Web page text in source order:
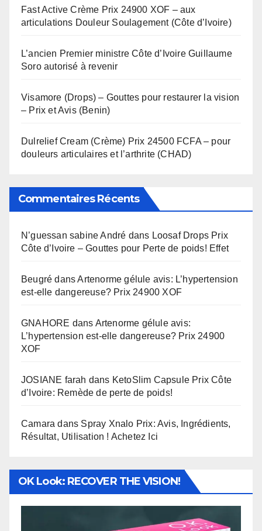
Fast Active Crème Prix 24900 XOF – aux
articulations Douleur Soulagement (Côte d’Ivoire)
L’ancien Premier ministre Côte d’Ivoire Guillaume
Soro autorisé à revenir
Visamore (Drops) – Gouttes pour restaurer la vision
– Prix et Avis (Benin)
Dulrelief Cream (Crème) Prix 24500 FCFA – pour
douleurs articulaires et l’arthrite (CHAD)
Commentaires Récents
N’guessan sabine André dans Loosaf Drops Prix
Côte d’Ivoire – Gouttes pour Perte de poids! Effet
Beugré dansArtenorme gélule avis: L’hypertension
est-elle dangereuse? Prix 24900 XOF
GNAHORE dans Artenorme gélule avis:
L’hypertension est-elle dangereuse? Prix 24900
XOF
JOSIANE farah dans KetoSlim Capsule Prix Côte
d’Ivoire: Remède de perte de poids!
Camara dans Spray Xnalo Prix: Avis, Ingrédients,
Résultat, Utilisation ! Achetez Ici
OK Look: RECOVER THE VISION!